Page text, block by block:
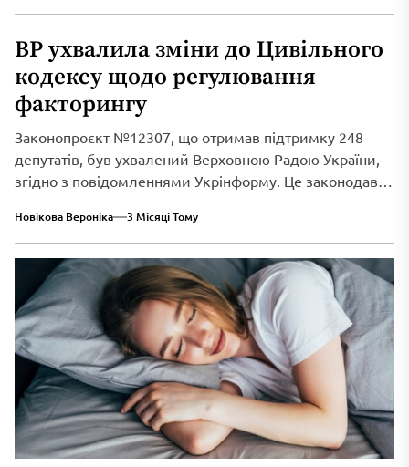
ВР ухвалила зміни до Цивільного
кодексу щодо регулювання
факторингу
Законопроєкт №12307, що отримав підтримку 248
депутатів, був ухвалений Верховною Радою України,
згідно з повідомленнями Укрінформу. Це законодавче
Новікова Вероніка 3 Місяці Тому